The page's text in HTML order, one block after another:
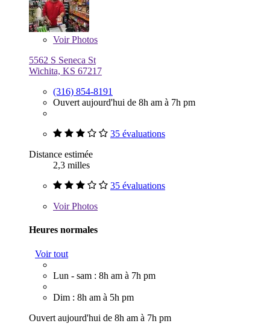
VoirPhotos
5562 S Seneca St
Wichita, KS 67217
(316) 854-8191
Ouvert aujourd'hui de 8h am à 7h pm
35 évaluations
Distance estimée
2,3 milles
35 évaluations
VoirPhotos
Heures normales
Voir tout
Lun - sam : 8h am à 7h pm
Dim : 8h am à 5h pm
Ouvert aujourd'hui de 8h am à 7h pm